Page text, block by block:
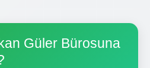
Güler Bürosuna